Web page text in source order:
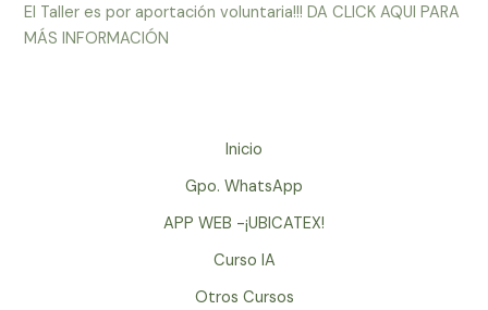
El Taller es por aportación voluntaria!!! DA CLICK AQUI PARA
MÁS INFORMACIÓN
Inicio
Gpo. WhatsApp
APP WEB -¡UBICATEX!
Curso IA
Otros Cursos